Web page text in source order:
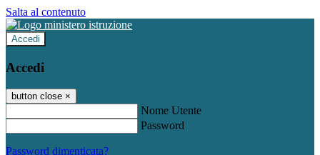
Salta al contenuto
Accedi
Accedi
button close ×
Nome Utente
Password
Password dimenticata?